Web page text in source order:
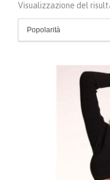
Visualizzazione del